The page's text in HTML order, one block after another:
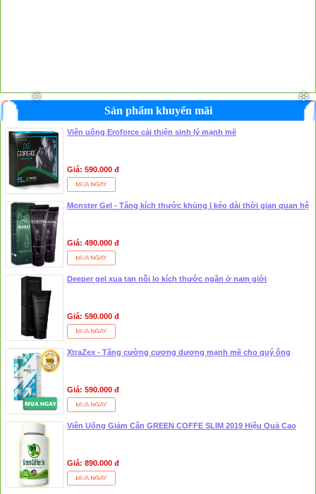
Sản phẩm khuyến mãi
Viên uống Eroforce cải thiện sinh lý mạnh mẽ
Giá: 590.000 đ
Monster Gel - Tăng kích thước khủng | kéo dài thời gian quan hệ
Giá: 490.000 đ
Deeper gel xua tan nỗi lo kích thước ngắn ở nam giới
Giá: 590.000 đ
XtraZex - Tăng cường cương dương mạnh mẽ cho quý ông
Giá: 590.000 đ
Viên Uống Giảm Cân GREEN COFFE SLIM 2019 Hiệu Quả Cao
Giá: 890.000 đ